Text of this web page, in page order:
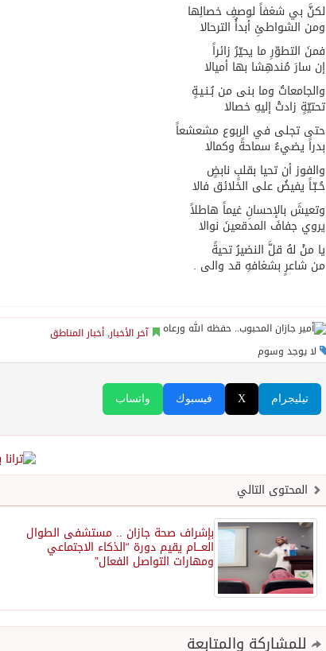
لكنَّ بي شغفاً لوصفِ خصالِها
ومن الشواطئِ أبدأُ الترحالا
فمنَ التطوّرِ ما يحيّرُ زائراً
إن سارَ مُندهِشا بها أميالا
والجامعاتُ وما بنى من بُـنـيـةٍ
تحتيّةٍ زادتْ إليهِ خصالا
حتى تجلى في الربوع مشعشعاً
بدراً يضيءُ سماحةً وكمالا
والفوز أن تحيا بقلبٍ نابضٍ
حُـبّـاً يفيضُ على الخلائق فالا
وتعيشَ بالإحسانِ غيماً هاطلاً
يروي جفافَ المدقعينَ نوالا
يا منْ لهُ قلَّ النضيرُ تحيةً
من شاعرٍ بشغافهِ قد والى .
آخر الأخبار, أخبار المناطق
لا يوجد وسوم
واتساب فيسبوك X تيليجرام
المحتوى التالي
بإشراف صحة جازان .. مستشفى الطوال
العـــام يقيم دورة “الذكاء الاجتماعي
ومهارات التواصل الفعال”
للمشاركة والمتابعة